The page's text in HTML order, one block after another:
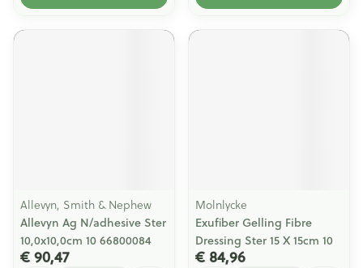
Allevyn, Smith & Nephew
Allevyn Ag N/adhesive Ster
10,0x10,0cm 10 66800084
€ 90,47
Molnlycke
Exufiber Gelling Fibre
Dressing Ster 15 X 15cm 10
€ 84,96